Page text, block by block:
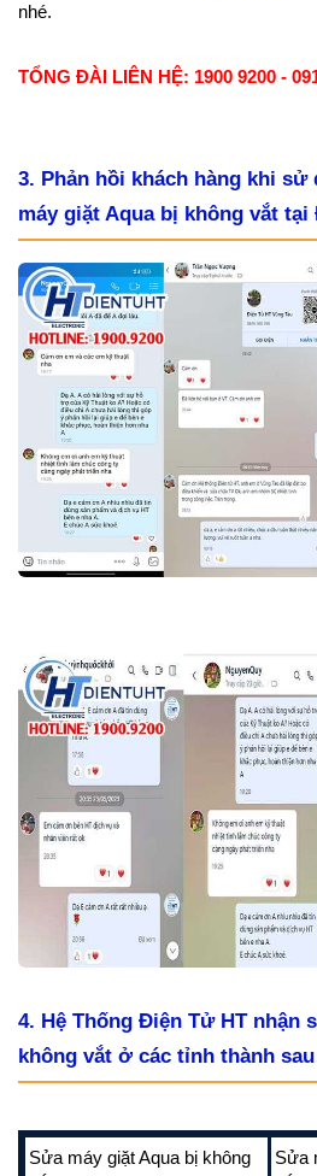
nhé.
TỔNG ĐÀI LIÊN HỆ: 1900 9200 -
3. Phản hồi khách hàng khi
máy giặt Aqua bị không vắt tại
4. Hệ Thống Điện Tử HT nhận
không vắt ở các tỉnh thành sau
Sửa máy giặt Aqua bị không
Sửa